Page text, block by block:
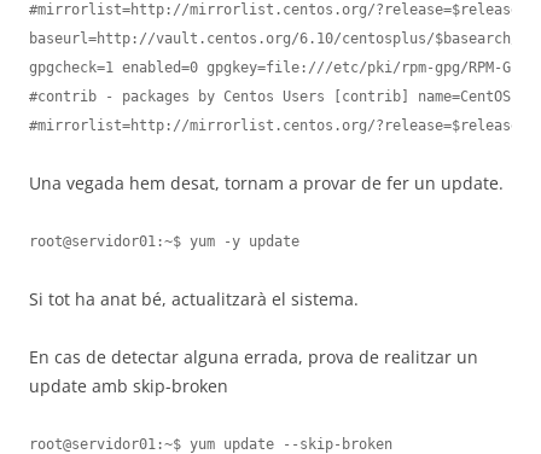
#mirrorlist=http://mirrorlist.centos.org/
baseurl=http://vault.centos.org/6.10/centosplus/$basearch/
gpgcheck=1 enabled=0 gpgkey=file:///etc/pki/rpm-gpg/RPM-GPG-
#contrib - packages by Centos Users [contrib] name=CentOS-
#mirrorlist=http://mirrorlist.centos.org/
Una vegada hem desat, tornam a provar de fer un update.
root@servidor01:~$ yum -y update
Si tot ha anat bé, actualitzarà el sistema.
En cas de detectar alguna errada, prova de realitzar un
update amb skip-broken
root@servidor01:~$ yum update --skip-broken